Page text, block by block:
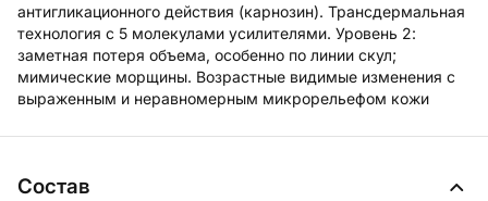
антигликационного действия (карнозин). Трансдермальная
технология с 5 молекулами усилителями. Уровень 2:
заметная потеря объема, особенно по линии скул;
мимические морщины. Возрастные видимые изменения с
выраженным и неравномерным микрорельефом кожи
Состав